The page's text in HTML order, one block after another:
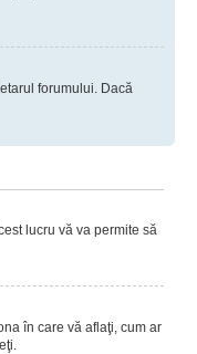
forumului. Dacă
lucru vă va permite să
în care vă aflaţi, cum ar